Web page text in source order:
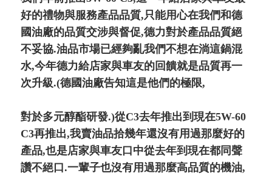
好的禮物與服務產品品質,只能用心在我們和德
國油廠的品質交涉與督促,德力對於產品品質絕
不妥協.油品市場已經夠亂我們不想在淌這鍋混
水,今年德力給店家與車友的回饋就是品質再一
次升級.(德國油廠告知這是他們的極限,
對於多元醇酯研發.)從C3去年推出到現在5W-60
C3再推出,我賣油品拾幾年還沒有用過那麼好的
產品,也是店家與車友口中從去年到現在都同聲
讚不絕口.一輩子也沒有用過那麼高品質的機油,